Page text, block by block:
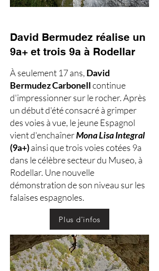
David Bermudez réalise un
9a+ et trois 9a à Rodellar
À seulement 17 ans, David
Bermudez Carbonellcontinue
d'impressionner sur le rocher. Après
un début d'été consacré à grimper
des voies à vue, le jeune Espagnol
vient d'enchaînerMona Lisa Integral
(9a+)ainsi que trois voies cotées 9a
dans le célèbre secteur du Museo, à
Rodellar. Une nouvelle
démonstration de son niveau sur les
falaises espagnoles.
Plus d'infos